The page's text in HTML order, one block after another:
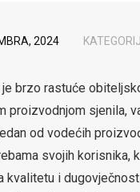
2024
brzo rastuće
proizvodnjom sjenila,
od vodećih
svojih korisnika,
kvalitetu i